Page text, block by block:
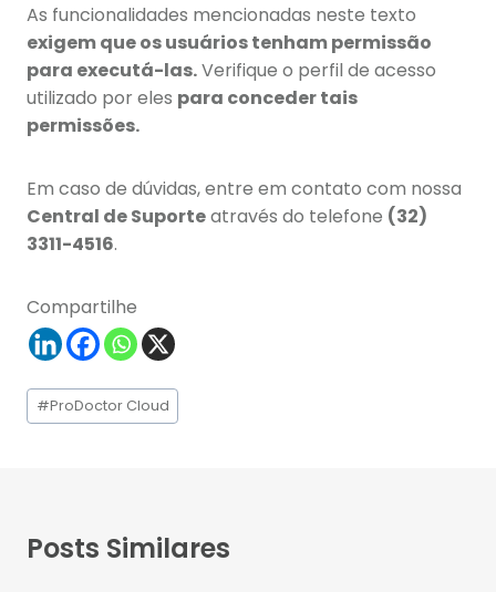
As funcionalidades mencionadas neste texto
exigem que os usuários tenham permissão
para executá-las.Verifique o perfil de acesso
utilizado por eles para conceder tais
permissões.
Em caso de dúvidas, entre em contato com nossa
Central de Suporteatravés do telefone (32)
3311-4516.
Compartilhe
Tags
do
#ProDoctor Cloud
Posts Similares